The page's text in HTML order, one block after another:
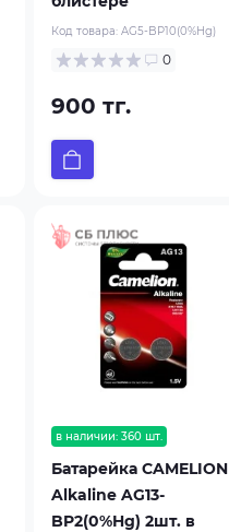
Код товара: AG5-BP10(0%Hg)
0
900 тг.
в наличии: 360 шт.
Батарейка CAMELION
Alkaline AG13-
BP2(0%Hg) 2шт. в